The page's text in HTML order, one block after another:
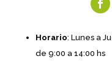
Horario: Lunes a
de 9:00 a 14:00 hs